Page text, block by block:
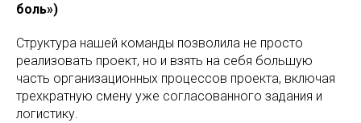
боль»)
Структура нашей команды позволила не просто
реализовать проект, но и взять на себя большую
часть организационных процессов проекта, включая
трехкратную смену уже согласованного задания и
логистику.